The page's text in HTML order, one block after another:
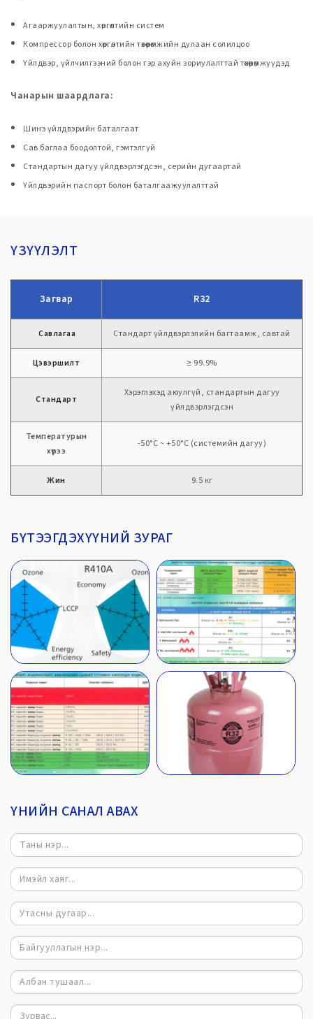
Агааржуулалтын, хөргөлтийн систем
Компрессор болон хөргөлтийн төхөөрөмжийн дулаан солилцоо
Үйлдвэр, үйлчилгээний болон гэр ахуйн зориулалттай төхөөрөмжүүдэд
Чанарын шаардлага:
Шинэ үйлдвэрийн баталгаат
Сав баглаа боодолтой, гэмтэлгүй
Стандартын дагуу үйлдвэрлэгдсэн, серийн дугаартай
Үйлдвэрийн паспорт болон баталгаажуулалттай
ҮЗҮҮЛЭЛТ
Загвар R32
Савлагаа Стандарт үйлдвэрлэлийн багтаамж, савтай
Цэвэршилт ≥ 99.9%
Стандарт
Хэрэглэхэд аюулгүй, стандартын дагуу
үйлдвэрлэгдсэн
Температурын
хүрээ
-50°C ~ +50°C (системийн дагуу)
Жин 9.5 кг
БҮТЭЭГДЭХҮҮНИЙ ЗУРАГ
ҮНИЙН САНАЛ АВАХ